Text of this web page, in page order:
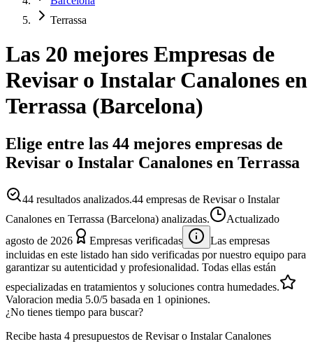
Terrassa
Las 20 mejores Empresas de
Revisar o Instalar Canalones en
Terrassa (Barcelona)
Elige entre las 44 mejores empresas de
Revisar o Instalar Canalones en Terrassa
44 resultados analizados.44 empresas de Revisar o Instalar
Canalones en Terrassa (Barcelona) analizadas.
Actualizado
agosto de 2026
Empresas verificadas
Las empresas
incluidas en este listado han sido verificadas por nuestro equipo para
garantizar su autenticidad y profesionalidad. Todas ellas están
especializadas en tratamientos y soluciones contra humedades.
Valoracion media 5.0/5 basada en 1 opiniones.
¿No tienes tiempo para buscar?
Recibe hasta 4 presupuestos de Revisar o Instalar Canalones